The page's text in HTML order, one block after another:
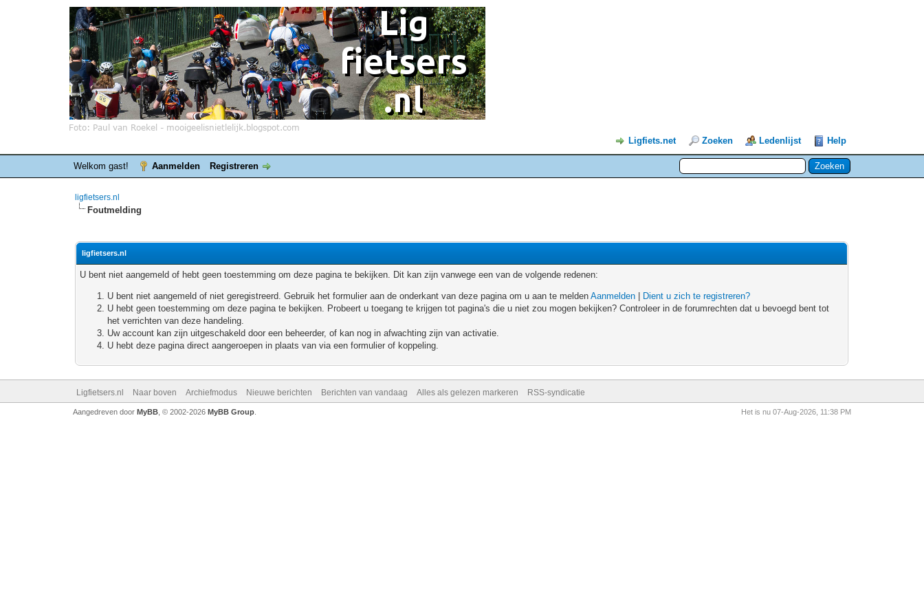
Ligfiets.net Zoeken Ledenlijst Help
Welkom gast! Aanmelden Registreren
ligfietsers.nl
Foutmelding
ligfietsers.nl
U bent niet aangemeld of hebt geen toestemming om deze pagina te bekijken. Dit kan zijn vanwege een van de volgende redenen:
U bent niet aangemeld of niet geregistreerd. Gebruik het formulier aan de onderkant van deze pagina om u aan te meldenAanmelden
Dient u zich te registreren?
U hebt geen toestemming om deze pagina te bekijken. Probeert u toegang te krijgen tot pagina's die u niet zou mogen bekijken? Controleer in de forumrechten dat u bevoegd bent tot
het verrichten van deze handeling.
Uw account kan zijn uitgeschakeld door een beheerder, of kan nog in afwachting zijn van activatie.
U hebt deze pagina direct aangeroepen in plaats van via een formulier of koppeling.
Ligfietsers.nl Naar boven Archiefmodus Nieuwe berichten Berichten van vandaag Alles als gelezen markeren RSS-syndicatie
Het is nu 07-Aug-2026, 11:38 PM
Aangedreven door MyBB, © 2002-2026 MyBB Group.